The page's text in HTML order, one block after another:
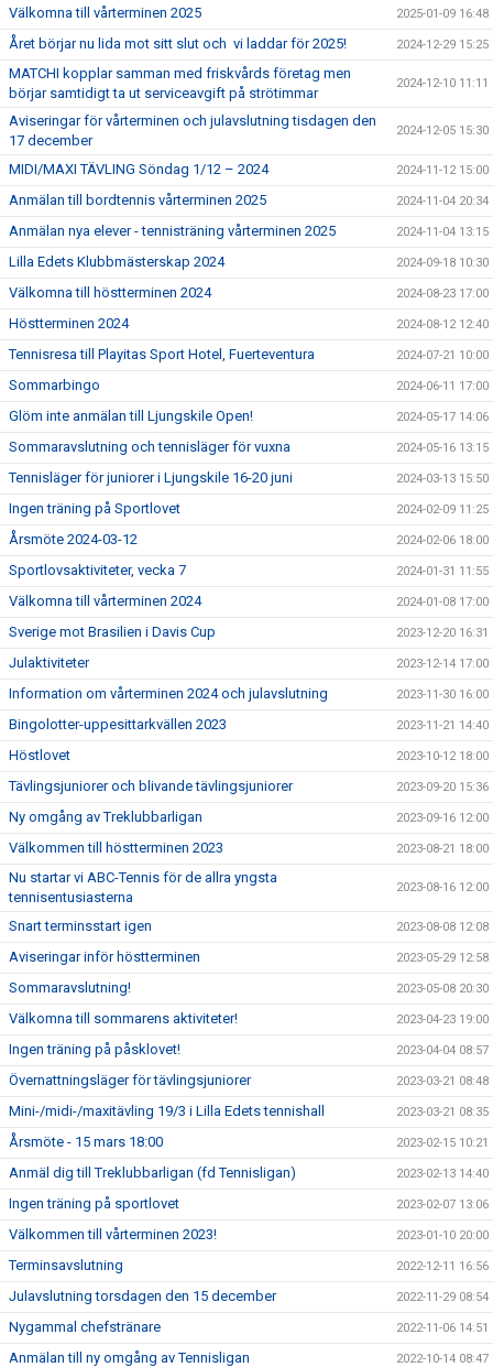
Välkomna till vårterminen 2025 2025-01-09 16:48
Året börjar nu lida mot sitt slut och vi laddar för 2025! 2024-12-29 15:25
MATCHI kopplar samman med friskvårds företag men
börjar samtidigt ta ut serviceavgift på strötimmar
2024-12-10 11:11
Aviseringar för vårterminen och julavslutning tisdagen den
17 december
2024-12-05 15:30
MIDI/MAXI TÄVLING Söndag 1/12 – 2024 2024-11-12 15:00
Anmälan till bordtennis vårterminen 2025 2024-11-04 20:34
Anmälan nya elever - tennisträning vårterminen 2025 2024-11-04 13:15
Lilla Edets Klubbmästerskap 2024 2024-09-18 10:30
Välkomna till höstterminen 2024 2024-08-23 17:00
Höstterminen 2024 2024-08-12 12:40
Tennisresa till Playitas Sport Hotel, Fuerteventura 2024-07-21 10:00
Sommarbingo 2024-06-11 17:00
Glöm inte anmälan till Ljungskile Open! 2024-05-17 14:06
Sommaravslutning och tennisläger för vuxna 2024-05-16 13:15
Tennisläger för juniorer i Ljungskile 16-20 juni 2024-03-13 15:50
Ingen träning på Sportlovet 2024-02-09 11:25
Årsmöte 2024-03-12 2024-02-06 18:00
Sportlovsaktiviteter, vecka 7 2024-01-31 11:55
Välkomna till vårterminen 2024 2024-01-08 17:00
Sverige mot Brasilien i Davis Cup 2023-12-20 16:31
Julaktiviteter 2023-12-14 17:00
Information om vårterminen 2024 och julavslutning 2023-11-30 16:00
Bingolotter-uppesittarkvällen 2023 2023-11-21 14:40
Höstlovet 2023-10-12 18:00
Tävlingsjuniorer och blivande tävlingsjuniorer 2023-09-20 15:36
Ny omgång av Treklubbarligan 2023-09-16 12:00
Välkommen till höstterminen 2023 2023-08-21 18:00
Nu startar vi ABC-Tennis för de allra yngsta
tennisentusiasterna
2023-08-16 12:00
Snart terminsstart igen 2023-08-08 12:08
Aviseringar inför höstterminen 2023-05-29 12:58
Sommaravslutning! 2023-05-08 20:30
Välkomna till sommarens aktiviteter! 2023-04-23 19:00
Ingen träning på påsklovet! 2023-04-04 08:57
Övernattningsläger för tävlingsjuniorer 2023-03-21 08:48
Mini-/midi-/maxitävling 19/3 i Lilla Edets tennishall 2023-03-21 08:35
Årsmöte - 15 mars 18:00 2023-02-15 10:21
Anmäl dig till Treklubbarligan (fd Tennisligan) 2023-02-13 14:40
Ingen träning på sportlovet 2023-02-07 13:06
Välkommen till vårterminen 2023! 2023-01-10 20:00
Terminsavslutning 2022-12-11 16:56
Julavslutning torsdagen den 15 december 2022-11-29 08:54
Nygammal chefstränare 2022-11-06 14:51
Anmälan till ny omgång av Tennisligan 2022-10-14 08:47